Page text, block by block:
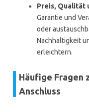
Preis, Qualität
Garantie und
oder
Nachhaltigkeit
erleichtern.
Häufige Fragen
Anschluss